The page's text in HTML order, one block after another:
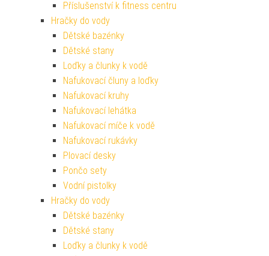
Příslušenství k fitness centru
Hračky do vody
Dětské bazénky
Dětské stany
Loďky a člunky k vodě
Nafukovací čluny a loďky
Nafukovací kruhy
Nafukovací lehátka
Nafukovací míče k vodě
Nafukovací rukávky
Plovací desky
Pončo sety
Vodní pistolky
Hračky do vody
Dětské bazénky
Dětské stany
Loďky a člunky k vodě